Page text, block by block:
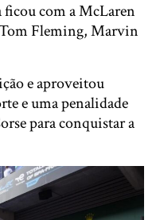
com a McLaren
Fleming,Marvin
e aproveitou
e uma penalidade
para conquistar a